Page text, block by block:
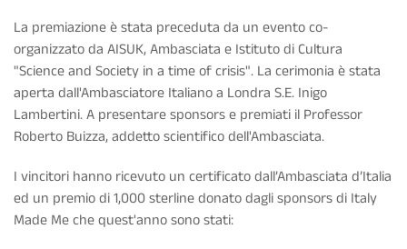
La premiazione è stata preceduta da un evento co-
organizzato da AISUK, Ambasciata e Istituto di Cultura
"Science and Society in a time of crisis". La cerimonia è stata
aperta dall'Ambasciatore Italiano a Londra S.E. Inigo
Lambertini. A presentare sponsors e premiati il Professor
Roberto Buizza, addetto scientifico dell'Ambasciata.
I vincitori hanno ricevuto un certificato dall’Ambasciata d’Italia
ed un premio di 1,000 sterline donato dagli sponsors di Italy
Made Me che quest'anno sono stati: